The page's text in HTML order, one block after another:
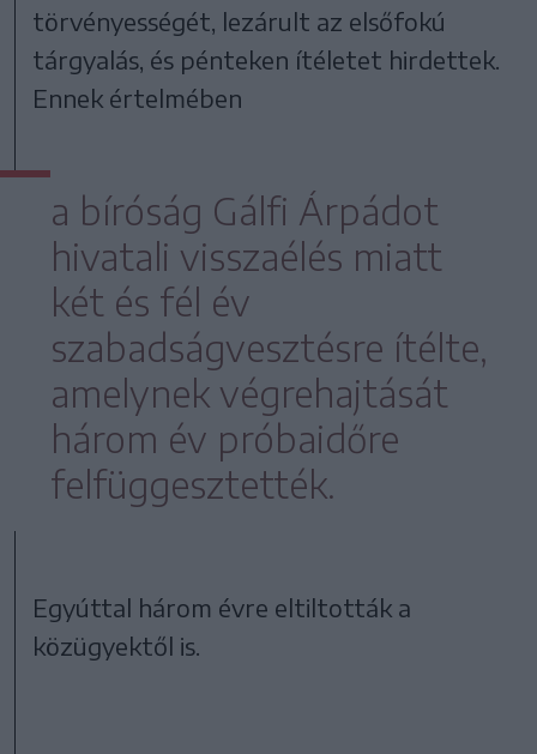
törvényességét, lezárult az elsőfokú
tárgyalás, és pénteken ítéletet hirdettek.
Ennek értelmében
a bíróság Gálfi Árpádot
hivatali visszaélés miatt
két és fél év
szabadságvesztésre ítélte,
amelynek végrehajtását
három év próbaidőre
felfüggesztették.
Egyúttal három évre eltiltották a
közügyektől is.